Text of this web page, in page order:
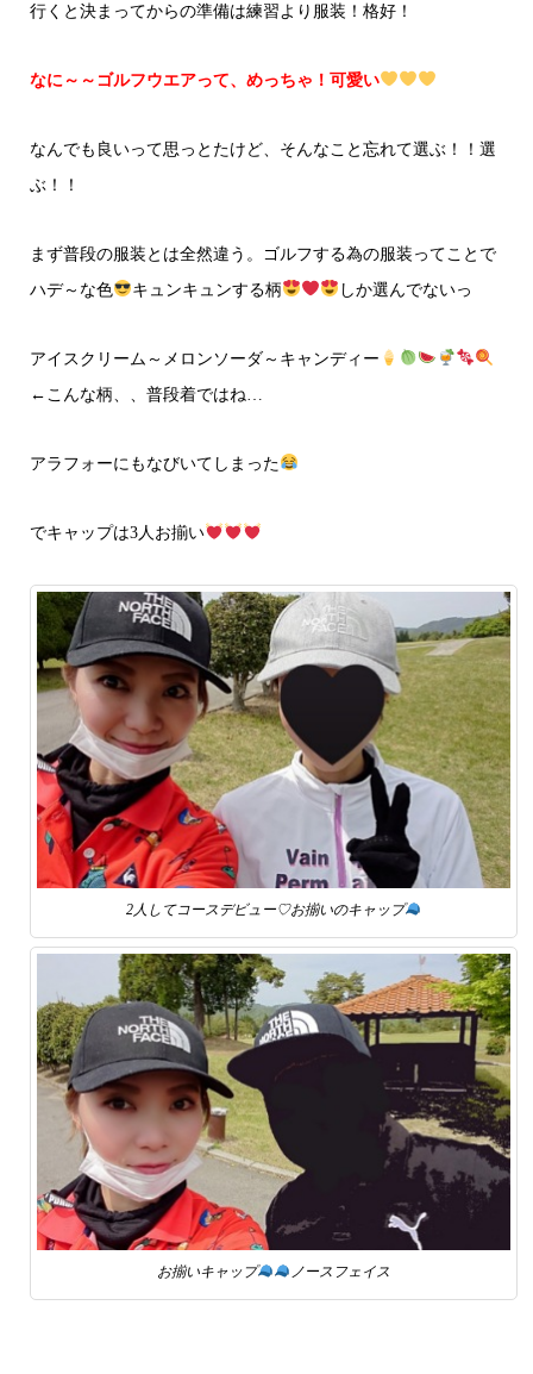
行くと決まってからの準備は練習より服装！格好！
なに～～ゴルフウエアって、めっちゃ！可愛い
なんでも良いって思っとたけど、そんなこと忘れて選ぶ！！選
ぶ！！
まず普段の服装とは全然違う。ゴルフする為の服装ってことで
ハデ～な色
キュンキュンする柄 しか選んでないっ
アイスクリーム～メロンソーダ～キャンディー
←こんな柄、、普段着ではね…
アラフォーにもなびいてしまった
でキャップは3人お揃い
2人してコースデビュー♡お揃いのキャップ
お揃いキャップ ノースフェイス